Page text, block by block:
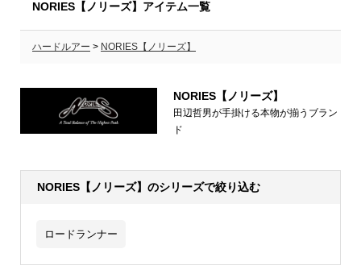
NORIES【ノリーズ】アイテム一覧
ハードルアー > NORIES【ノリーズ】
NORIES【ノリーズ】
田辺哲男が手掛ける本物が揃うブラン
ド
NORIES【ノリーズ】のシリーズで絞り込む
ロードランナー